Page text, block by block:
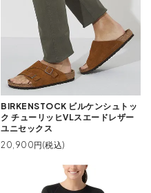
BIRKENSTOCK ビルケンシュトッ
ク チューリッヒVLスエードレザー
ユニセックス
20,900円(税込)